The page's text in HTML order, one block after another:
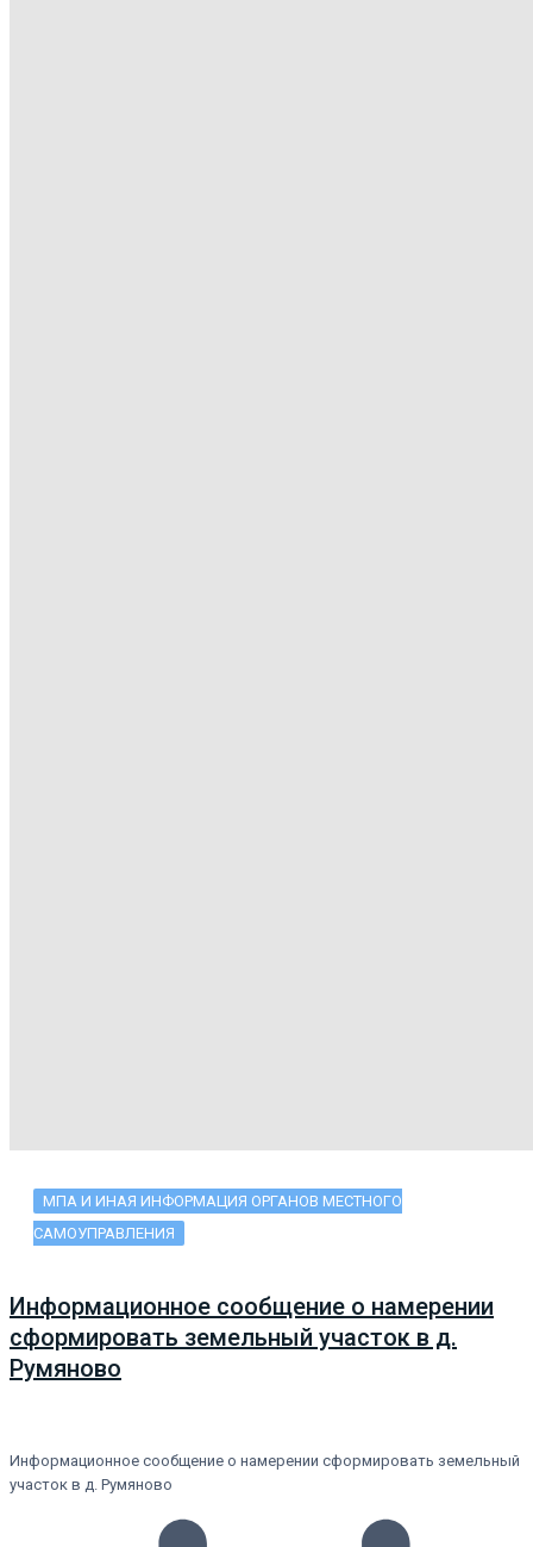
МПА И ИНАЯ ИНФОРМАЦИЯ ОРГАНОВ МЕСТНОГО
САМОУПРАВЛЕНИЯ
Информационное сообщение о намерении
сформировать земельный участок в д.
Румяново
Информационное сообщение о намерении сформировать земельный
участок в д. Румяново